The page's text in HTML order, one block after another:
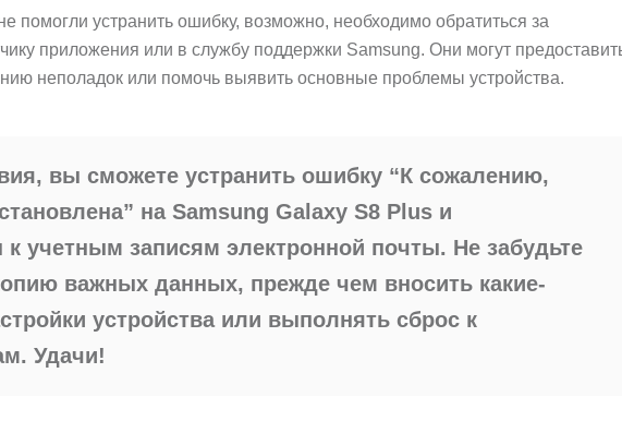
помогли устранить ошибку, возможно, необходимо обратиться за
приложения или в службу поддержки Samsung. Они могут предоставить
неполадок или помочь выявить основные проблемы устройства.
вы сможете устранить ошибку “К сожалению,
на Samsung Galaxy S8 Plus и
к учетным записям электронной почты. Не забудьте
важных данных, прежде чем вносить какие-
устройства или выполнять сброс к
Удачи!